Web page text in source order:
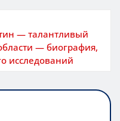
— талантливый
— биография,
исследований